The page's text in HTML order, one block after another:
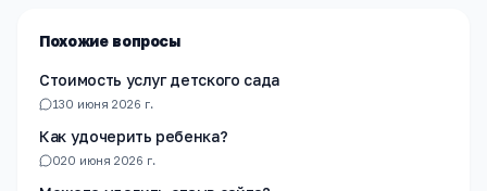
Похожие вопросы
Стоимость услуг детского сада
130 июня 2026 г.
Как удочерить ребенка?
020 июня 2026 г.